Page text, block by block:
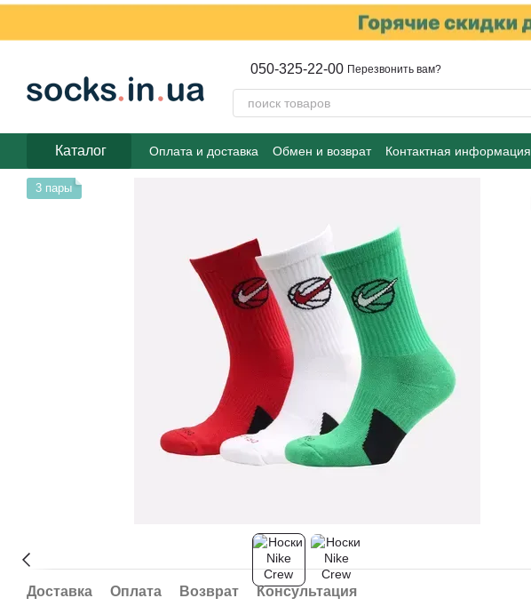
050-325-22-00 Перезвонить вам?
Каталог Оплата и доставка Обмен и возврат Контактная информация
3 пары
Доставка Оплата Возврат Консультация